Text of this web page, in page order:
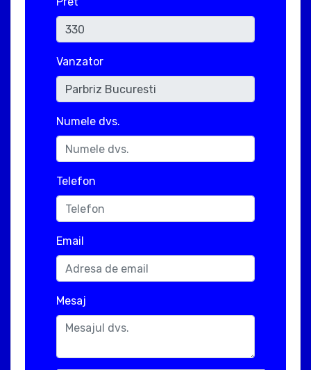
Vanzator
Numele dvs.
Telefon
Email
Mesaj